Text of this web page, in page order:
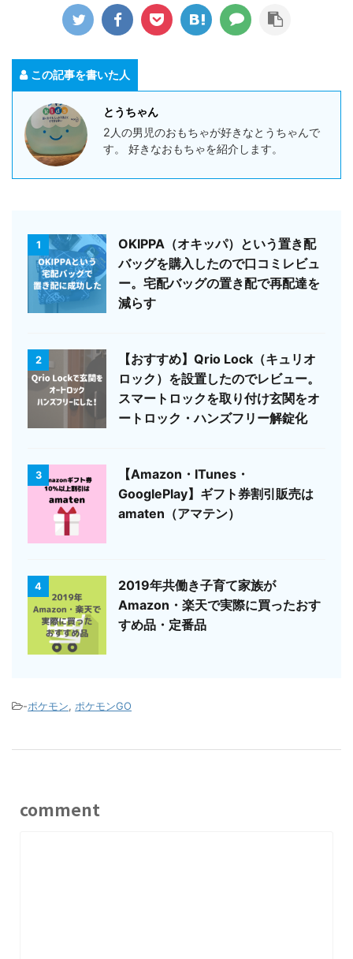
この記事を書いた人
とうちゃん
2人の男児のおもちゃが好きなとうちゃんで
す。 好きなおもちゃを紹介します。
1
OKIPPA（オキッパ）という置き配
バッグを購入したので口コミレビュ
ー。宅配バッグの置き配で再配達を
減らす
2
【おすすめ】Qrio Lock（キュリオ
ロック）を設置したのでレビュー。
スマートロックを取り付け玄関をオ
ートロック・ハンズフリー解錠化
3
【Amazon・ITunes・
GooglePlay】ギフト券割引販売は
amaten（アマテン）
4
2019年共働き子育て家族が
Amazon・楽天で実際に買ったおす
すめ品・定番品
-ポケモン, ポケモンGO
comment